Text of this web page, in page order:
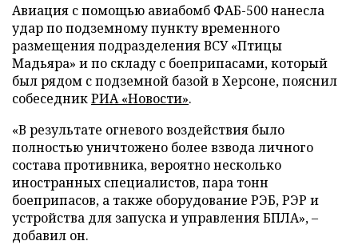
Авиация с помощью авиабомб ФАБ-500 нанесла
удар по подземному пункту временного
размещения подразделения ВСУ «Птицы
Мадьяра» и по складу с боеприпасами, который
был рядом с подземной базой в Херсоне, пояснил
собеседникРИА «Новости».
«В результате огневого воздействия было
полностью уничтожено более взвода личного
состава противника, вероятно несколько
иностранных специалистов, пара тонн
боеприпасов, а также оборудование РЭБ, РЭР и
устройства для запуска и управления БПЛА», –
добавил он.